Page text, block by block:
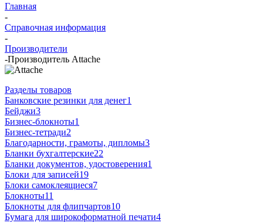
Главная
-
Справочная информация
-
Производители
-Производитель Attache
Разделы товаров
Банковские резинки для денег1
Бейджи3
Бизнес-блокноты1
Бизнес-тетради2
Благодарности, грамоты, дипломы3
Бланки бухгалтерские22
Бланки документов, удостоверения1
Блоки для записей19
Блоки самоклеящиеся7
Блокноты11
Блокноты для флипчартов10
Бумага для широкоформатной печати4